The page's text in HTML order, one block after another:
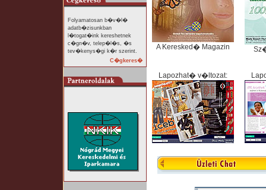
Folyamatosan b�v�l�
adatb�zisunkban
l�togat�ink kereshetnek
c�gn�v, telep�l�s, �s
tev�kenys�gi k�r szerint.
C�gkeres�
A Keresked� Magazin
Lapozhat� v�ltozat: